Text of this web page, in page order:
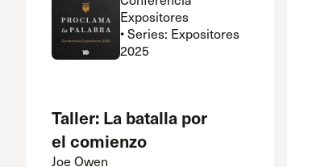
Expositores
• Series: Expositores
2025
Taller: La batalla por
el comienzo
Joe Owen